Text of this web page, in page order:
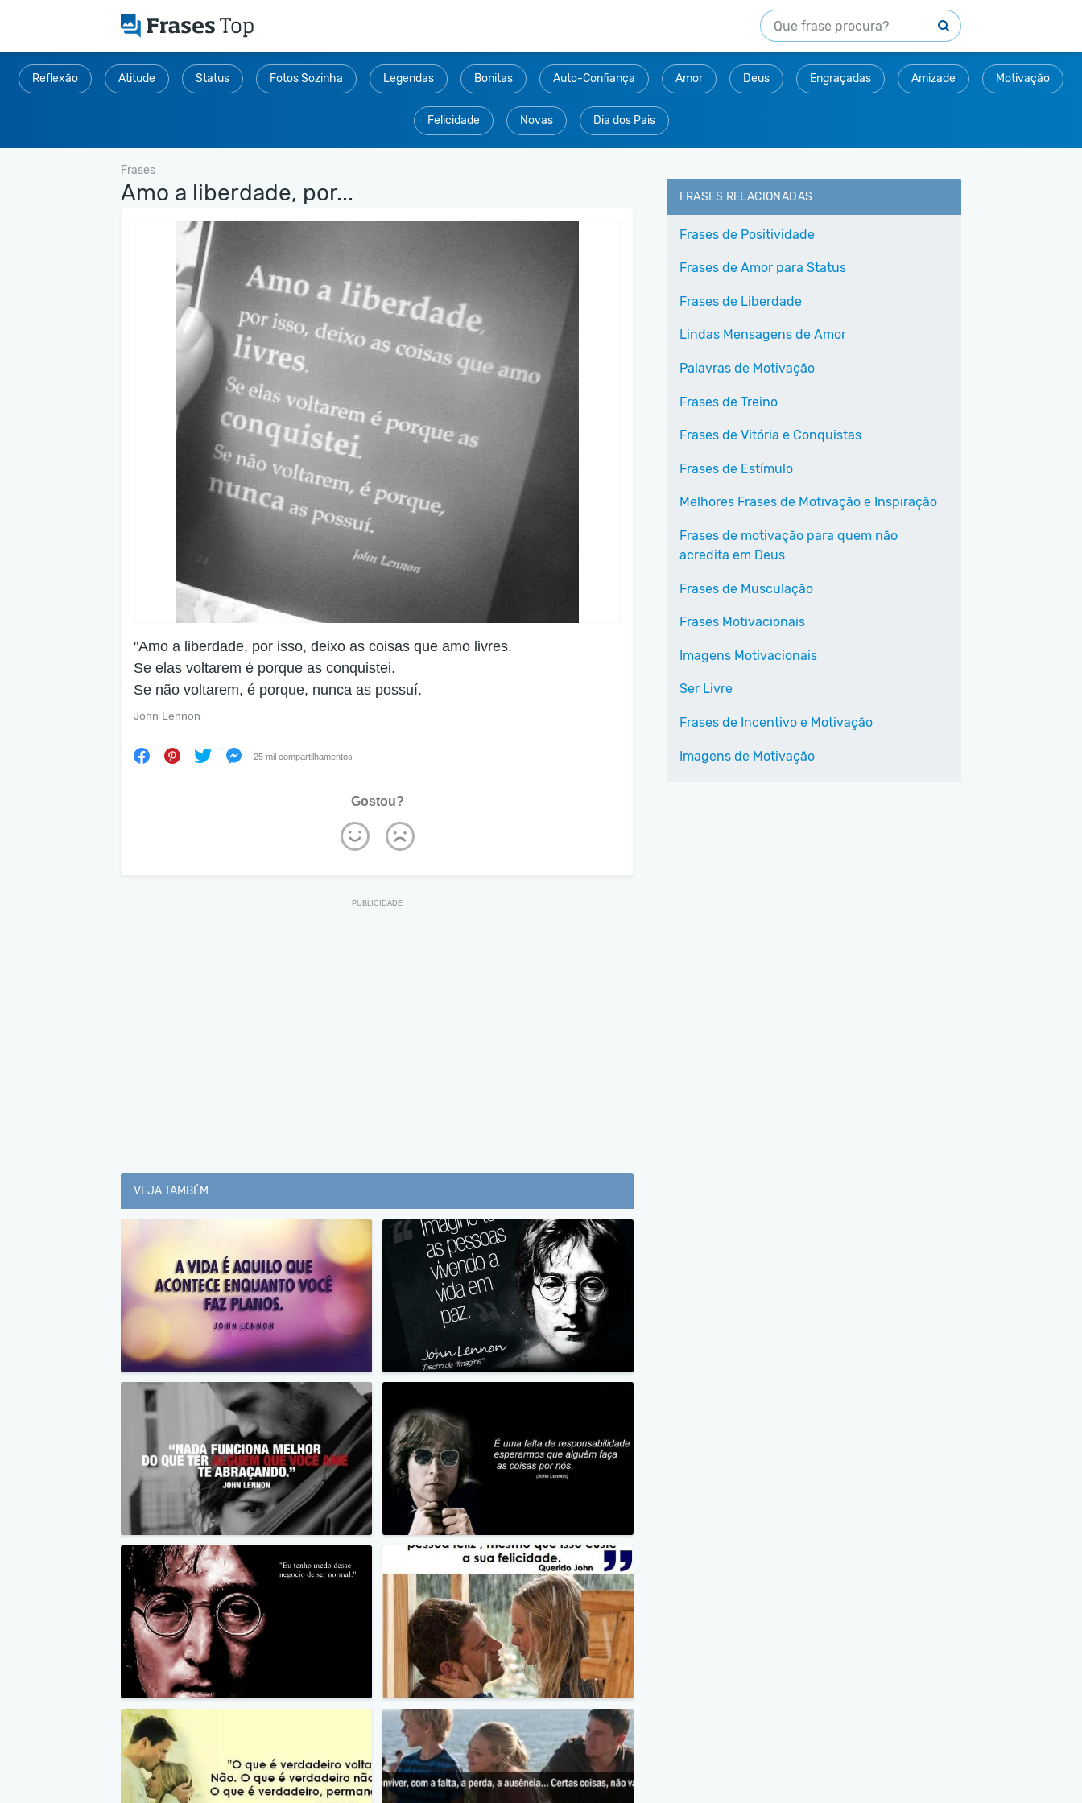
Reflexão Atitude Status Fotos Sozinha Legendas Bonitas Auto-Confiança Amor Deus Engraçadas Amizade Motivação
Felicidade Novas Dia dos Pais
Frases
Amo a liberdade, por...
"Amo a liberdade, por isso, deixo as coisas que amo livres.
Se elas voltarem é porque as conquistei.
Se não voltarem, é porque, nunca as possuí.
John Lennon
25 mil compartilhamentos
Gostou?
VEJA TAMBÉM
FRASES RELACIONADAS
Frases de Positividade
Frases de Amor para Status
Frases de Liberdade
Lindas Mensagens de Amor
Palavras de Motivação
Frases de Treino
Frases de Vitória e Conquistas
Frases de Estímulo
Melhores Frases de Motivação e Inspiração
Frases de motivação para quem não
acredita em Deus
Frases de Musculação
Frases Motivacionais
Imagens Motivacionais
Ser Livre
Frases de Incentivo e Motivação
Imagens de Motivação